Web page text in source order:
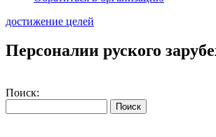
достижение целей
Персоналии руского
Поиск: